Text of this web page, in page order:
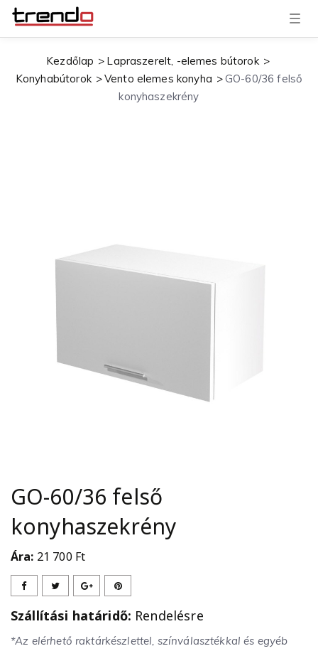
T
g
e
n
Kezdőlap
Lapraszerelt, -elemes bútorok
Konyhabútorok
Vento elemes konyha
GO-60/36 felső
konyhaszekrény
GO-60/36 felső
konyhaszekrény
Ára: 21 700 Ft
Szállítási határidő: Rendelésre
*Az elérhető raktárkészlettel, színválasztékkal és egyéb